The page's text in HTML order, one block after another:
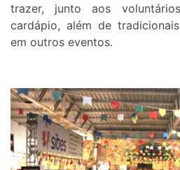
trazer, junto aos
cardápio, além de
em outros eventos.